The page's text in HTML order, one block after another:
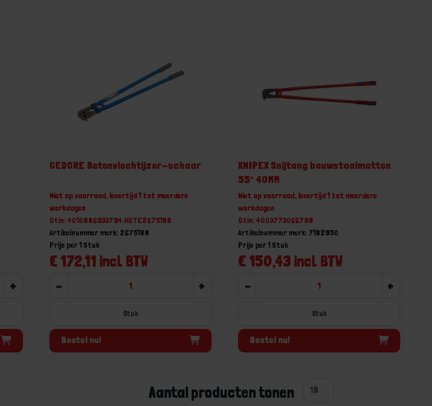
+
GEDORE Betonvlechtijzer-schaar
Niet op voorraad, levertijd 1 tot meerdere
werkdagen
Gtin: 4010886933794,HGTE2675188
Artikelnummer merk: 2675188
€ 172,11 incl. BTW
Prijs per 1 Stuk
- +
Stuk
Bestel nu!
KNIPEX Snijtang bouwstaalmatten
55° 40MM
Niet op voorraad, levertijd 1 tot meerdere
werkdagen
Gtin: 4003773066798
Artikelnummer merk: 7182950
€ 150,43 incl. BTW
Prijs per 1 Stuk
- +
Stuk
Bestel nu!
Aantal producten tonen